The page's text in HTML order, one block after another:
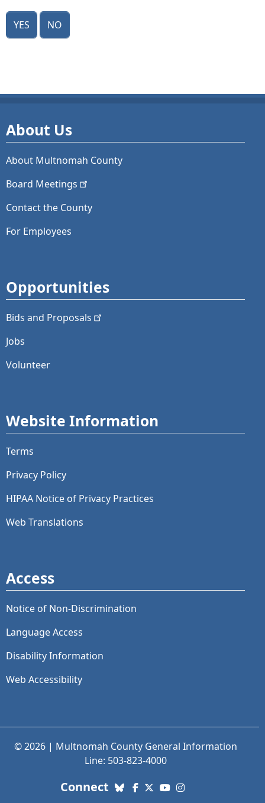
Yes No
About Us
About Multnomah County
Board Meetings
Contact the County
For Employees
Opportunities
Bids and Proposals
Jobs
Volunteer
Website Information
Terms
Privacy Policy
HIPAA Notice of Privacy Practices
Web Translations
Access
Notice of Non-Discrimination
Language Access
Disability Information
Web Accessibility
© 2026 | Multnomah County General Information
Line: 503-823-4000
Connect with us. Social Media links:
Bluesky
Facebook
X (Twitter)
YouTube
Instagram